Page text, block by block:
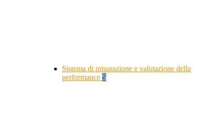
Sistema di misurazione e valutazione della
performance 5